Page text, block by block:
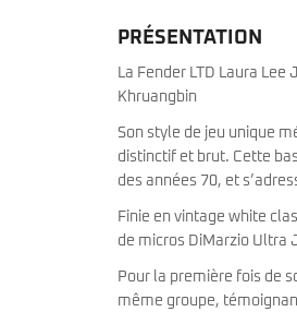
Artist Series
Vintera II
Player II
Standard
Nouveau
Godin
Guild
Exclusivité
PRÉSENTATION
La Fender LTD Laura
Khruangbin
Son style de jeu unique
distinctif et brut. Cette
des années 70, et
Finie en vintage white
de micros DiMarzio Ultra
Pour la première fois de
même groupe,